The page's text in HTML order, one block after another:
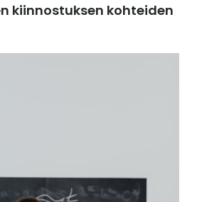
kiinnostuksen kohteiden